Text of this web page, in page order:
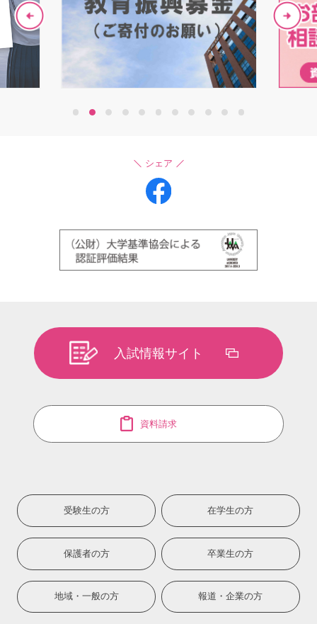
2 4 5 7 9
シェア
入試情報サイト
資料請求
受験生の方 在学生の方
保護者の方 卒業生の方
地域・一般の方 報道・企業の方